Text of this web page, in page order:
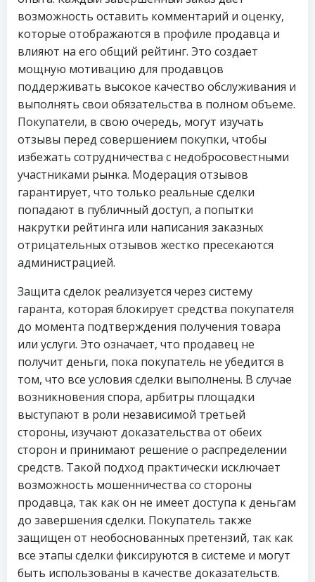
возможность оставить комментарий и оценку,
которые отображаются в профиле продавца и
влияют на его общий рейтинг. Это создает
мощную мотивацию для продавцов
поддерживать высокое качество обслуживания и
выполнять свои обязательства в полном объеме.
Покупатели, в свою очередь, могут изучать
отзывы перед совершением покупки, чтобы
избежать сотрудничества с недобросовестными
участниками рынка. Модерация отзывов
гарантирует, что только реальные сделки
попадают в публичный доступ, а попытки
накрутки рейтинга или написания заказных
отрицательных отзывов жестко пресекаются
администрацией.
Защита сделок реализуется через систему
гаранта, которая блокирует средства покупателя
до момента подтверждения получения товара
или услуги. Это означает, что продавец не
получит деньги, пока покупатель не убедится в
том, что все условия сделки выполнены. В случае
возникновения спора, арбитры площадки
выступают в роли независимой третьей
стороны, изучают доказательства от обеих
сторон и принимают решение о распределении
средств. Такой подход практически исключает
возможность мошенничества со стороны
продавца, так как он не имеет доступа к деньгам
до завершения сделки. Покупатель также
защищен от необоснованных претензий, так как
все этапы сделки фиксируются в системе и могут
быть использованы в качестве доказательств.